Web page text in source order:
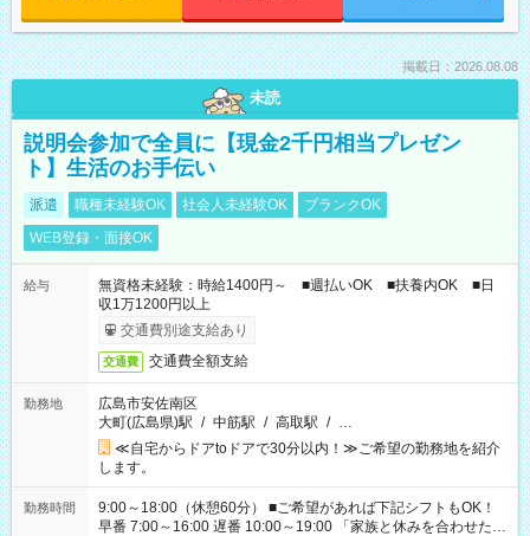
掲載日：2026.08.08
未読
説明会参加で全員に【現金2千円相当プレゼン
ト】生活のお手伝い
派遣 職種未経験OK 社会人未経験OK
ブランクOK
WEB登録・面接OK
給与
無資格未経験：時給1400円～ ■週払いOK ■扶養内OK ■日
収1万1200円以上
交通費別途支給あり
交通費 交通費全額支給
勤務地
広島市安佐南区
大町(広島県)駅 / 中筋駅 / 高取駅 / …
≪自宅からドアtoドアで30分以内！≫ご希望の勤務地を紹介
します。
勤務時間
9:00～18:00（休憩60分） ■ご希望があれば下記シフトもOK！
早番 7:00～16:00 遅番 10:00～19:00 「家族と休みを合わせた